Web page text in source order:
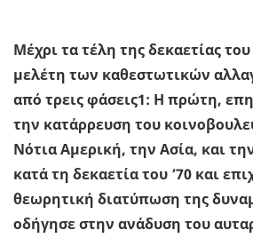
Μέχρι τα τέλη της δεκαετίας
μελέτη των καθεστωτικών
από τρεις φάσεις1: Η πρώτη,
την κατάρρευση του
Νότια Αμερική, την Ασία, και
κατά τη δεκαετία του ’70 και
θεωρητική διατύπωση της
οδήγησε στην ανάδυση του